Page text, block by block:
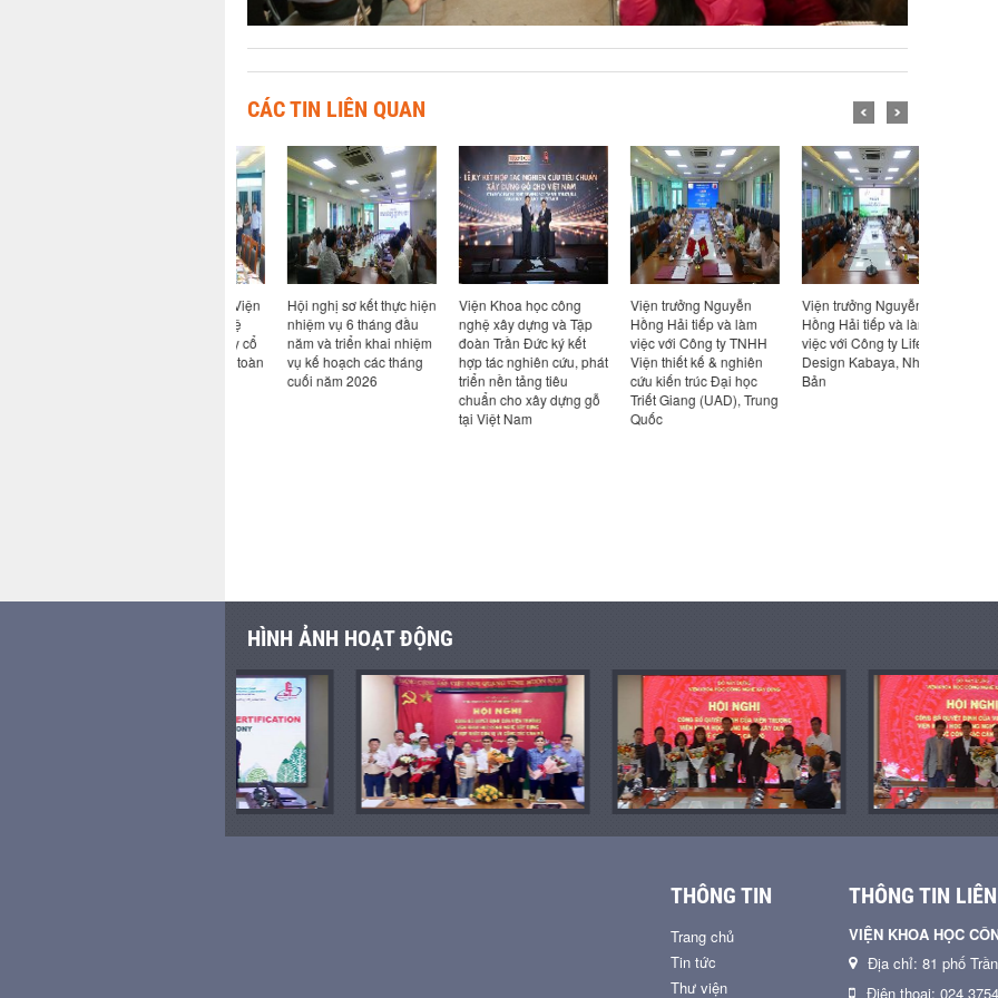
CÁC TIN LIÊN QUAN
Hội nghị sơ kết thực hiện
nhiệm vụ 6 tháng đầu
năm và triển khai nhiệm
vụ kế hoạch các tháng
cuối năm 2026
Viện Khoa học công
nghệ xây dựng và Tập
đoàn Trần Đức ký kết
hợp tác nghiên cứu, phát
triển nền tảng tiêu
chuẩn cho xây dựng gỗ
tại Việt Nam
Viện trưởng Nguyễn
Hồng Hải tiếp và làm
việc với Công ty TNHH
Viện thiết kế & nghiên
cứu kiến trúc Đại học
Triết Giang (UAD), Trung
Viện trưởng Nguyễn
Hồng Hải tiếp và làm
việc với Công ty Life
Design Kabaya, Nhật
HÌNH ẢNH HOẠT ĐỘNG
THÔNG TIN
Trang chủ
Tin tức
Thư viện
THÔNG TIN
VIỆN KHOA HỌC
Địa chỉ: 81 phố
Điện thoại: 024